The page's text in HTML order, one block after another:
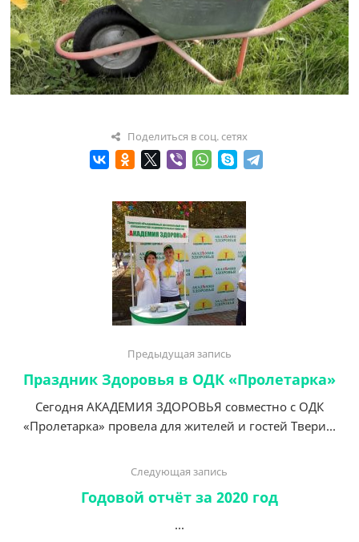
Поделиться в соц. сетях
Предыдущая запись
Праздник Здоровья в ОДК «Пролетарка»
Сегодня АКАДЕМИЯ ЗДОРОВЬЯ совместно с ОДК
«Пролетарка» провела для жителей и гостей Твери...
Следующая запись
Годовой отчёт за 2020 год
...